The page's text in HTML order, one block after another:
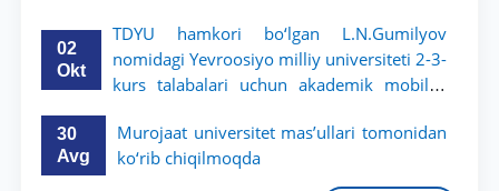
02
Okt
TDYU hamkori bo‘lgan L.N.Gumilyov
nomidagi Yevroosiyo milliy universiteti 2-3-
kurs talabalari uchun akademik mobillik
30
Avg
Murojaat universitet mas’ullari tomonidan
ko‘rib chiqilmoqda